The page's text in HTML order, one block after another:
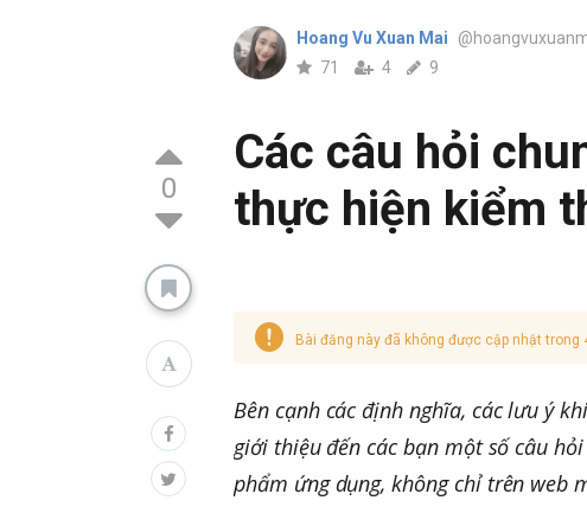
0
Hoang Vu Xuan Mai
71 4 9
Các câu hỏi
thực hiện kiểm
Bài đăng này đã không được cập nhật trong
Bên cạnh các định nghĩa, các lưu ý
giới thiệu đến các bạn một số câu
phẩm ứng dụng, không chỉ trên web